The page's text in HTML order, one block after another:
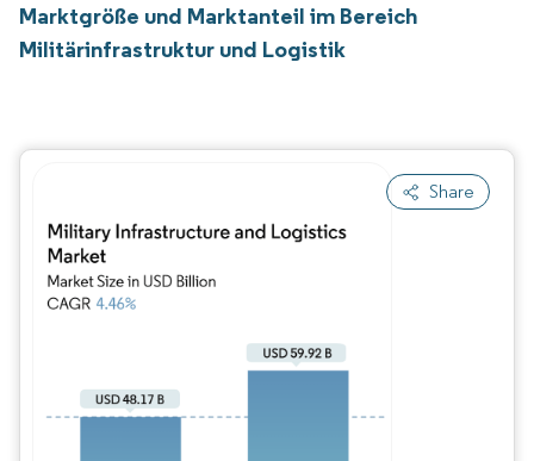
Marktgröße und Marktanteil im Bereich
Militärinfrastruktur und Logistik
Share